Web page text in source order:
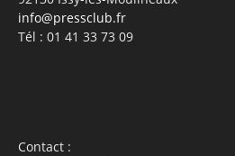
info@pressclub.fr
Tél : 01 41 33 73 09
Contact :